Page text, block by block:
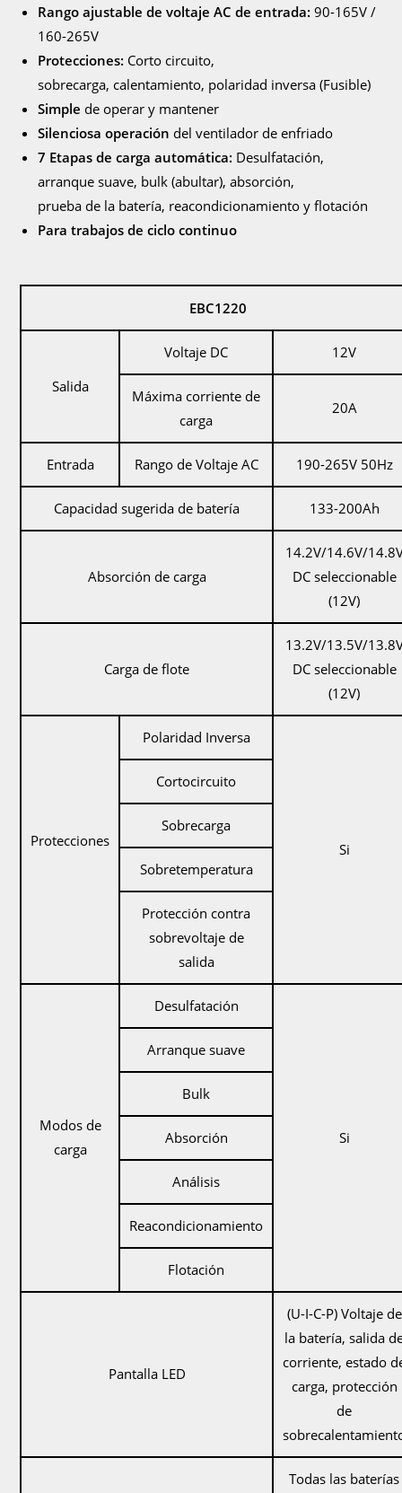
Rango ajustable de voltaje AC de entrada:90-165V /
160-265V
Protecciones: Corto circuito,
sobrecarga, calentamiento, polaridad inversa (Fusible)
Simple de operar y mantener
Silenciosa operación del ventilador de enfriado
7 Etapas de carga automática: Desulfatación,
arranque suave, bulk (abultar), absorción,
prueba de la batería, reacondicionamiento y flotación
Para trabajos de ciclo continuo
EBC1220
Salida
Voltaje DC 12V
Máxima corriente de
carga
20A
Entrada Rango de Voltaje AC 190-265V 50Hz
Capacidad sugerida de batería 133-200Ah
Absorción de carga
14.2V/14.6V/
DC seleccionable
(12V)
Carga de flote
13.2V/13.5V/
DC seleccionable
(12V)
Protecciones
Polaridad Inversa
Si
Cortocircuito
Sobrecarga
Sobretemperatura
Protección contra
sobrevoltaje de
salida
Modos de
carga
Desulfatación
Si
Arranque suave
Bulk
Absorción
Análisis
Reacondicionamiento
Flotación
Pantalla LED
(U-I-C-P) Voltaje de
la batería, salida
corriente, estado
carga, protección
de
Todas las baterías